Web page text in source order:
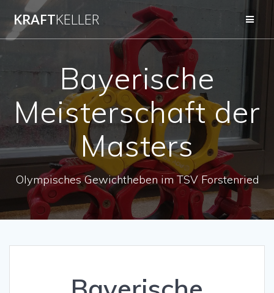
Zum
Inhalt
springen
KRAFTKELLER
Bayerische
Meisterschaft der
Masters
Olympisches Gewichtheben im TSV Forstenried